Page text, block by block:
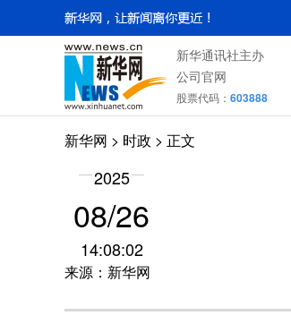
新华通讯社主办
公司官网
股票代码： 603888
新华网 > 时政 > 正文
2025
08/26
14:08:02
来源：新华网